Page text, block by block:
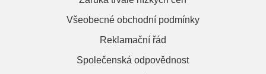
Všeobecné obchodní podmínky
Reklamační řád
Společenská odpovědnost